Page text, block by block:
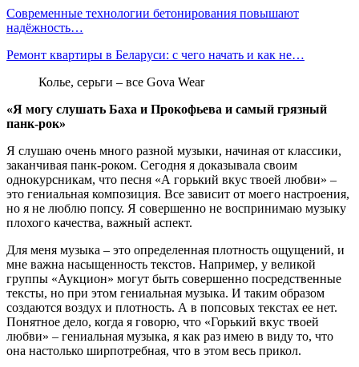
Современные технологии бетонирования повышают
надёжность…
Ремонт квартиры в Беларуси: с чего начать и как не…
Колье, серьги – все Gova Wear
«Я могу слушать Баха и Прокофьева и самый грязный
панк-рок»
Я слушаю очень много разной музыки, начиная от классики,
заканчивая панк-роком. Сегодня я доказывала своим
однокурсникам, что песня «А горький вкус твоей любви» –
это гениальная композиция. Все зависит от моего настроения,
но я не люблю попсу. Я совершенно не воспринимаю музыку
плохого качества, важный аспект.
Для меня музыка – это определенная плотность ощущений, и
мне важна насыщенность текстов. Например, у великой
группы «Аукцион» могут быть совершенно посредственные
тексты, но при этом гениальная музыка. И таким образом
создаются воздух и плотность. А в попсовых текстах ее нет.
Понятное дело, когда я говорю, что «Горький вкус твоей
любви» – гениальная музыка, я как раз имею в виду то, что
она настолько ширпотребная, что в этом весь прикол.